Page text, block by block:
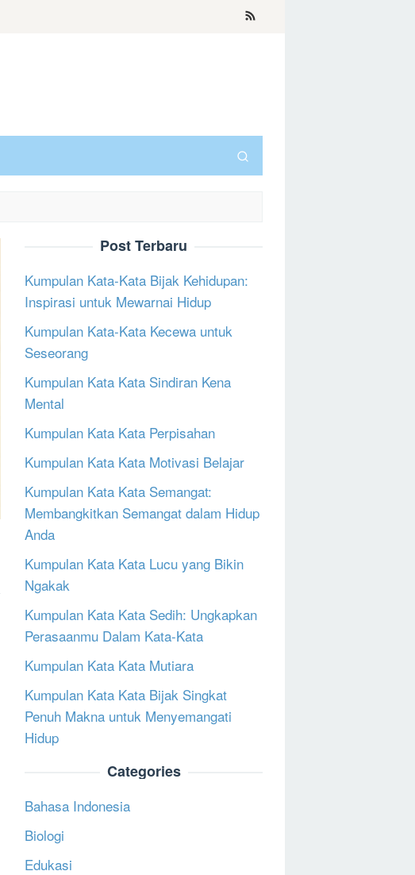
Post Terbaru
Kumpulan Kata-Kata Bijak Kehidupan:
Inspirasi untuk Mewarnai Hidup
Kumpulan Kata-Kata Kecewa untuk
Seseorang
Kumpulan Kata Kata Sindiran Kena
Mental
Kumpulan Kata Kata Perpisahan
Kumpulan Kata Kata Motivasi Belajar
Kumpulan Kata Kata Semangat:
Membangkitkan Semangat dalam Hidup
Anda
Kumpulan Kata Kata Lucu yang Bikin
Ngakak
Kumpulan Kata Kata Sedih: Ungkapkan
Perasaanmu Dalam Kata-Kata
Kumpulan Kata Kata Mutiara
Kumpulan Kata Kata Bijak Singkat
Penuh Makna untuk Menyemangati
Hidup
Categories
Bahasa Indonesia
Biologi
Edukasi